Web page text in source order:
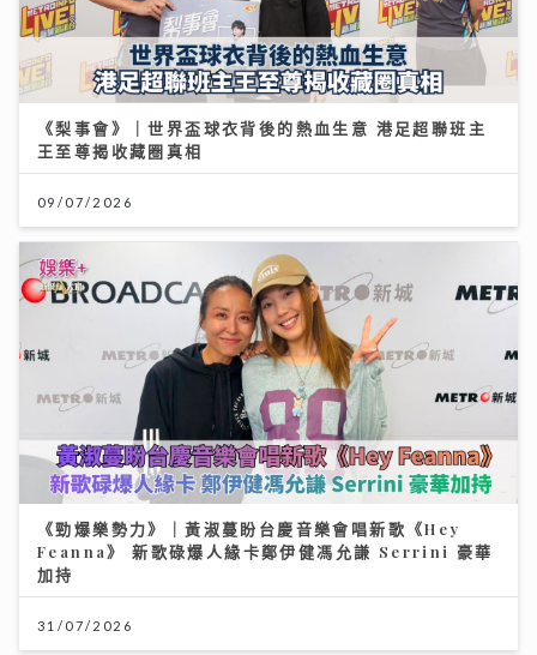
《梨事會》｜世界盃球衣背後的熱血生意 港足超聯班主
王至尊揭收藏圈真相
09/07/2026
《勁爆樂勢力》｜黃淑蔓盼台慶音樂會唱新歌《Hey
Feanna》 新歌碌爆人緣卡鄭伊健馮允謙 Serrini 豪華
加持
31/07/2026